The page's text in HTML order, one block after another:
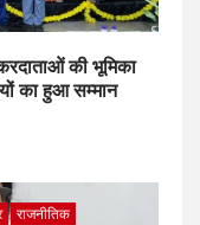
की भूमिका
का हुआ सम्मान
राजनीतिक